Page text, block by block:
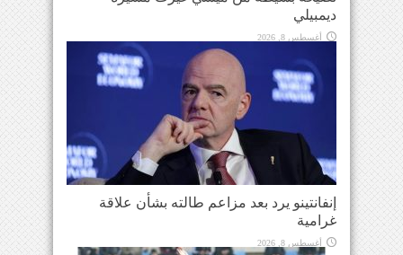
ديمبيلي
أغسطس 8, 2026
إنفانتينو يرد بعد مزاعم طالته بشأن علاقة
غرامية
أغسطس 8, 2026